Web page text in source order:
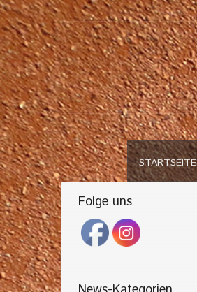
STARTSEITE
Folge uns